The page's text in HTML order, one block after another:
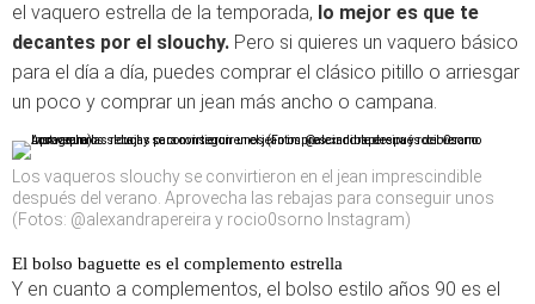
el vaquero estrella de la temporada, lo mejor es que te
decantes por el slouchy. Pero si quieres un vaquero básico
para el día a día, puedes comprar el clásico pitillo o arriesgar
un poco y comprar un jean más ancho o campana.
Los vaqueros slouchy se convirtieron en el jean imprescindible
después del verano. Aprovecha las rebajas para conseguir unos
(Fotos: @alexandrapereira y rocio0sorno Instagram)
El bolso baguette es el complemento estrella
Y en cuanto a complementos, el bolso estilo años 90 es el